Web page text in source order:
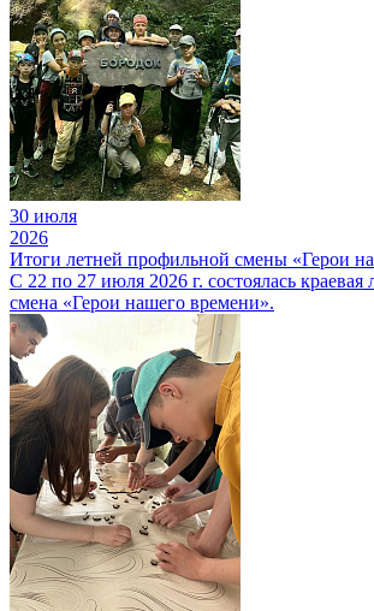
30 июля
2026
Итоги летней профильной смены «Герои
С 22 по 27 июля 2026 г. состоялась краевая
смена «Герои нашего времени».